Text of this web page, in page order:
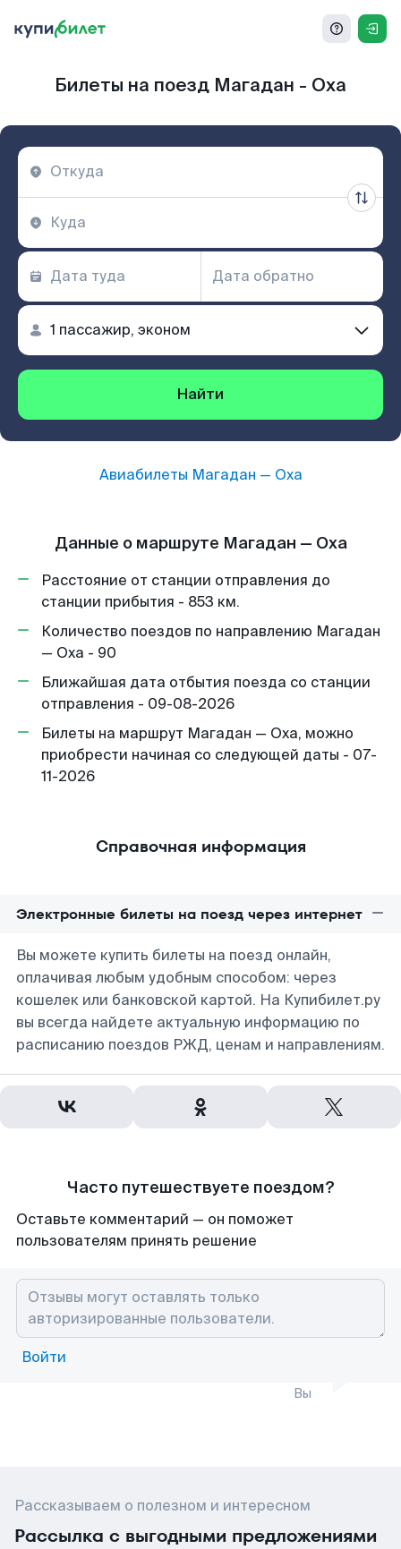
Билеты на поезд Магадан - Оха
Найти
Авиабилеты Магадан — Оха
Данные о маршруте Магадан — Оха
Расстояние от станции отправления до
станции прибытия - 853 км.
Количество поездов по направлению Магадан
— Оха - 90
Ближайшая дата отбытия поезда со станции
отправления - 09-08-2026
Билеты на маршрут Магадан — Оха, можно
приобрести начиная со следующей даты - 07-
11-2026
Справочная информация
Электронные билеты на поезд через интернет
Вы можете купить билеты на поезд онлайн,
оплачивая любым удобным способом: через
кошелек или банковской картой. На Купибилет.ру
вы всегда найдете актуальную информацию по
расписанию поездов РЖД, ценам и направлениям.
Часто путешествуете поездом?
Оставьте комментарий — он поможет
пользователям принять решение
Войти
Вы
Рассказываем о полезном и интересном
Рассылка с выгодными предложениями